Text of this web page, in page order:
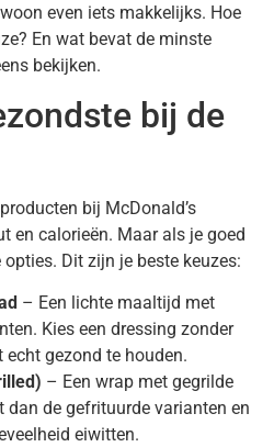
even iets makkelijks. Hoe
En wat bevat de minste
bekijken.
bij de
bij McDonald’s
en calorieën. Maar als je goed
Dit zijn je beste keuzes:
– Een lichte maaltijd met
Kies een dressing zonder
echt gezond te houden.
– Een wrap met gegrilde
dan de gefrituurde varianten en
eiwitten.